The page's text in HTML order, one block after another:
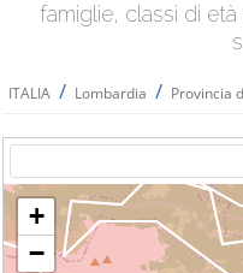
famiglie, classi di
ITALIA / Lombardia / Provincia